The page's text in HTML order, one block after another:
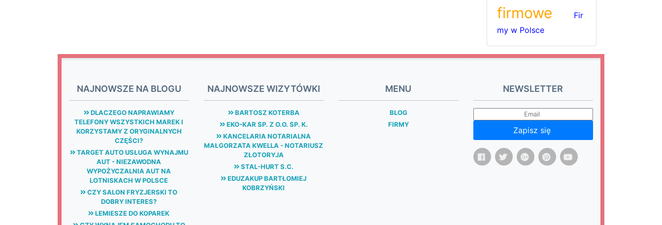
firmowe
Fir
my w Polsce
NAJNOWSZE NA BLOGU
DLACZEGO NAPRAWIAMY
TELEFONY WSZYSTKICH MAREK I
KORZYSTAMY Z ORYGINALNYCH
CZĘŚCI?
TARGET AUTO USŁUGA WYNAJMU
AUT - NIEZAWODNA
WYPOŻYCZALNIA AUT NA
LOTNISKACH W POLSCE
CZY SALON FRYZJERSKI TO
DOBRY INTERES?
LEMIESZE DO KOPAREK
NAJNOWSZE WIZYTÓWKI
BARTOSZ KOTERBA
EKO-KAR SP. Z O.O. SP. K.
KANCELARIA NOTARIALNA
MAŁGORZATA KWELLA - NOTARIUSZ
ZŁOTORYJA
STAL-HURT S.C.
EDUZAKUP BARTŁOMIEJ
KOBRZYŃSKI
MENU
BLOG
FIRMY
NEWSLETTER
Zapisz się